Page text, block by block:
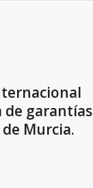
de garantías
Murcia.